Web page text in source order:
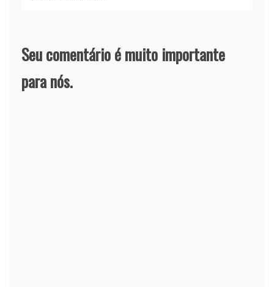
Seu comentário é muito importante
para nós.